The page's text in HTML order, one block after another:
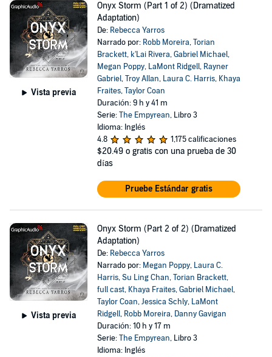
Vista previa
Onyx Storm (Part 1 of 2) (Dramatized
Adaptation)
De: Rebecca Yarros
Narrado por: Robb Moreira,Torian
Brackett, k'Lai Rivera,Gabriel Michael,
Megan Poppy, LaMont Ridgell, Rayner
Gabriel,Troy Allan, Laura C. Harris, Khaya
Fraites,Taylor Coan
Duración: 9 h y 41 m
Serie:The Empyrean, Libro 3
Idioma: Inglés
4.8
1,175 calificaciones
$20.49 o gratis con una prueba de 30
días
Pruebe Estándar gratis
Vista previa
Onyx Storm (Part 2 of 2) (Dramatized
Adaptation)
De: Rebecca Yarros
Narrado por: Megan Poppy, Laura C.
Harris,Su Ling Chan,Torian Brackett,
full cast, Khaya Fraites,Gabriel Michael,
Taylor Coan,Jessica Schly, LaMont
Ridgell, Robb Moreira, Danny Gavigan
Duración: 10 h y 17 m
Serie:The Empyrean, Libro 3
Idioma: Inglés